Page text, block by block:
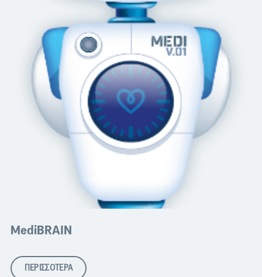
MediBRAIN
ΠΕΡΙΣΣΟΤΕΡΑ